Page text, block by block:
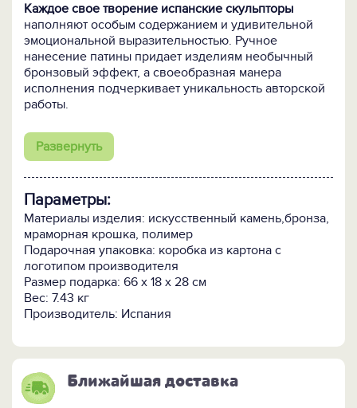
Каждое свое творение испанские скульпторы
наполняют особым содержанием и удивительной
эмоциональной выразительностью. Ручное
нанесение патины придает изделиям необычный
бронзовый эффект, а своеобразная манера
исполнения подчеркивает уникальность авторской
работы.
Каждая скульптура имеет
индивидуальный серийный номер и сертификат
Развернуть
Параметры:
Материалы изделия: искусственный камень,бронза,
мраморная крошка, полимер
Подарочная упаковка: коробка из картона с
логотипом производителя
Размер подарка: 66 х 18 х 28 см
Вес: 7.43 кг
Производитель: Испания
Ближайшая доставка